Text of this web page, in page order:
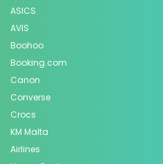
ASICS
AVIS
Boohoo
Booking.com
Canon
Converse
Crocs
KM Malta
Airlines